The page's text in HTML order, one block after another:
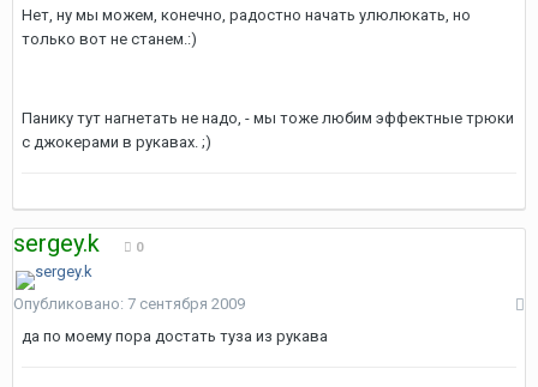
Нет, ну мы можем, конечно, радостно начать улюлюкать, но
только вот не станем.:)
Панику тут нагнетать не надо, - мы тоже любим эффектные трюки
с джокерами в рукавах. ;)
sergey.k 0
Опубликовано: 7 сентября 2009
да по моему пора достать туза из рукава